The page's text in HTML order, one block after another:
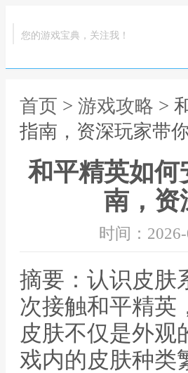
您的游戏宝典，关注我！
首页 > 游戏攻略 >
指南，资深玩家带
和平精英如
南，资
时间：
摘要：认识皮肤
次接触和平精英
皮肤不仅是外观
戏内的皮肤种类